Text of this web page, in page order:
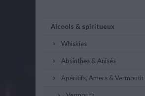
Alcools & spiritueux
Whiskies
Absinthes & Anisés
Apéritifs, Amers & Vermouth